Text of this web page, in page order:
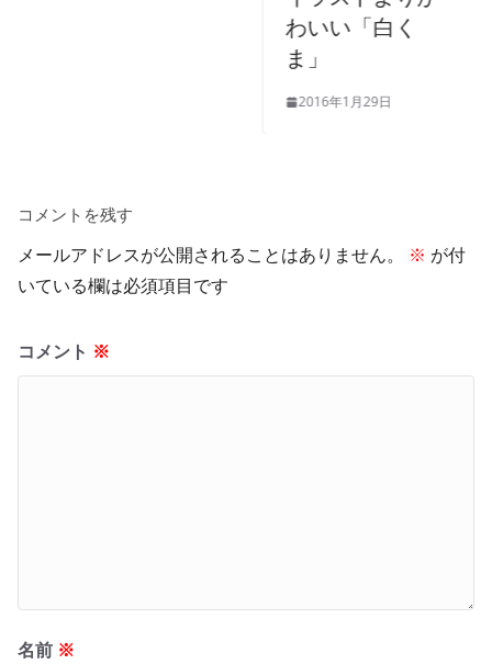
わいい「白く
ま」
2016年1月29日
コメントを残す
メールアドレスが公開されることはありません。 ※ が付
いている欄は必須項目です
コメント ※
名前 ※